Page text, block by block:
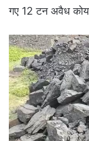
गए 12 टन अवैध